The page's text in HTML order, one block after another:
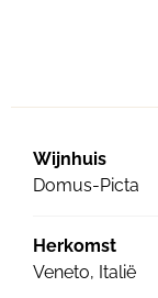
Wijnhuis
Domus-Picta
Herkomst
Veneto, Italië